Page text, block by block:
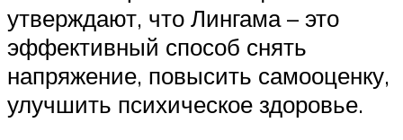
утверждают, что Лингама – это
эффективный способ снять
напряжение, повысить самооценку,
улучшить психическое здоровье.